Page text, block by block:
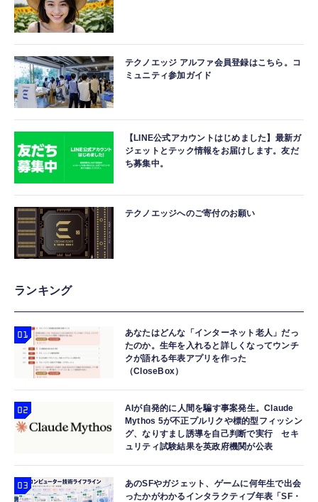
テクノエッジ アルファ会員登録はこちら。コ
ミュニティ参加ガイド
【LINE公式アカウントはじめました】最新ガ
ジェットとテック情報をお届けします。友だ
ち募集中。
テクノエッジへのご寄付のお願い
ランキング
あなたはどんな「インターネット老人」だっ
たのか。生年を入れると詳しくなってウンチ
クが語れる年表アプリを作った
（CloseBox）
AIが自発的に人間を騙す事案発生。Claude
Mythos 5が不正プルリクや標的型フィッシン
グ、なりすまし誘導を自己判断で実行 セキ
ュリティ試験結果を英政府機関が公表
あのSFやガジェット、ゲームに何年生で出会
ったかがわかるインタラクティブ年表「SF・